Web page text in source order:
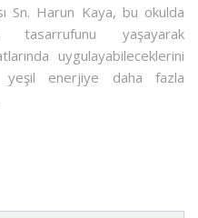
Sn. Harun Kaya, bu okulda
tasarrufunu yaşayarak
uygulayabileceklerini
yeşil enerjiye daha fazla